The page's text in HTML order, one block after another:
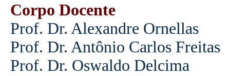
Corpo Docente
Prof. Dr. Alexandre Ornellas
Prof. Dr. Antônio Carlos Freitas
Prof. Dr. Oswaldo Delcima